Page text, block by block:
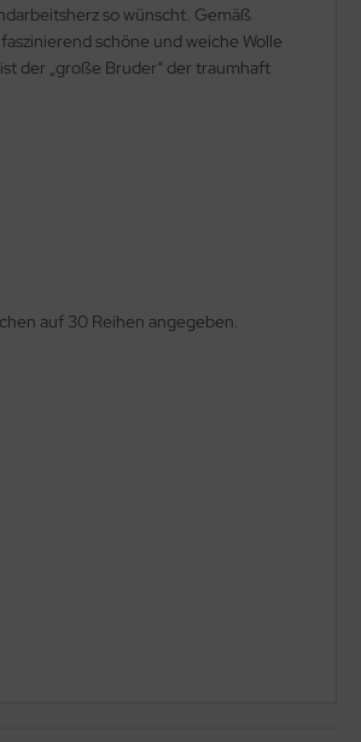
so wünscht. Gemäß
schöne und weiche Wolle
ist der „große Bruder“ der traumhaft
auf 30 Reihen angegeben.